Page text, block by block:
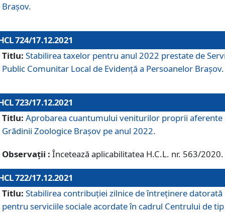
Brașov.
724/17.12.2021
Titlu: Stabilirea taxelor pentru anul 2022 prestate de
Public Comunitar Local de Evidență a Persoanelor Braşov.
723/17.12.2021
Titlu: Aprobarea cuantumului veniturilor proprii aferente
Grădinii Zoologice Braşov pe anul 2022.
Observații : Încetează aplicabilitatea H.C.L. nr. 563/2020.
722/17.12.2021
Titlu: Stabilirea contribuţiei zilnice de întreținere datorată
pentru serviciile sociale acordate în cadrul Centrului de tip